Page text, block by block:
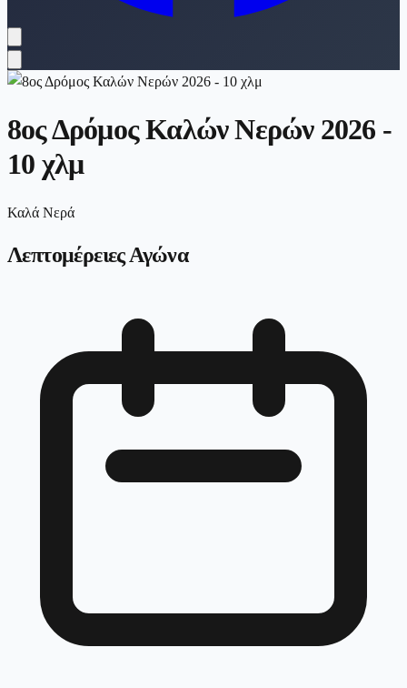
8ος Δρόμος Καλών Νερών 2026 -
10 χλμ
Καλά Νερά
Λεπτομέρειες Αγώνα